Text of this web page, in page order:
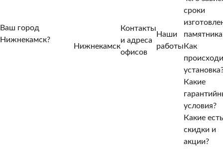
Ваш город
Нижнекамск?
Нижнекамск
Контакты
и адреса
офисов
Наши
работы
сроки
Как
Какие
условия?
Какие есть
скидки и
акции?